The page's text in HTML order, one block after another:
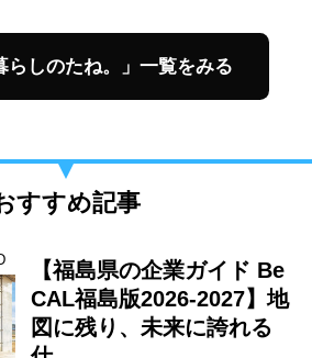
らしのたね。」一覧をみる
すすめ記事
【福島県の企業ガイド Be
CAL福島版2026-2027】地
図に残り、未来に誇れる